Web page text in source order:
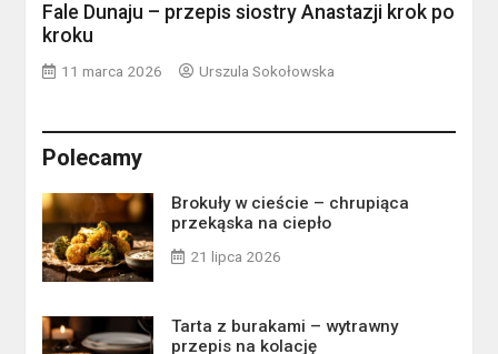
Fale Dunaju – przepis siostry Anastazji krok po
kroku
11 marca 2026 Urszula Sokołowska
Polecamy
Brokuły w cieście – chrupiąca
przekąska na ciepło
21 lipca 2026
Tarta z burakami – wytrawny
przepis na kolację